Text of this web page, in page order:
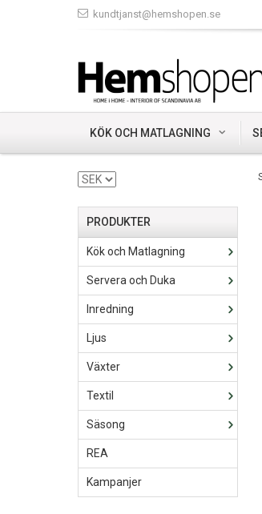
kundtjanst@hemshopen.se
KÖK OCH MATLAGNING
PRODUKTER
Kök och Matlagning
Servera och Duka
Inredning
Ljus
Växter
Textil
Säsong
REA
Kampanjer